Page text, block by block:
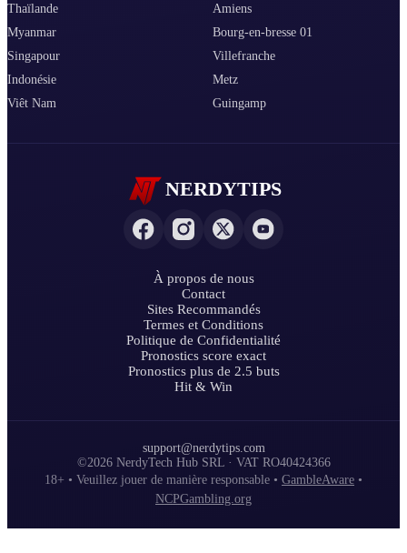
Thaïlande
Myanmar
Singapour
Indonésie
Viêt Nam
Amiens
Bourg-en-bresse 01
Villefranche
Metz
Guingamp
NERDYTIPS
À propos de nous
Contact
Sites Recommandés
Termes et Conditions
Politique de Confidentialité
Pronostics score exact
Pronostics plus de 2.5 buts
Hit & Win
18+ • Veuillez jouer de manière responsable • GambleAware •
NCPGambling.org
support@nerdytips.com
©2026 NerdyTech Hub SRL · VAT RO40424366